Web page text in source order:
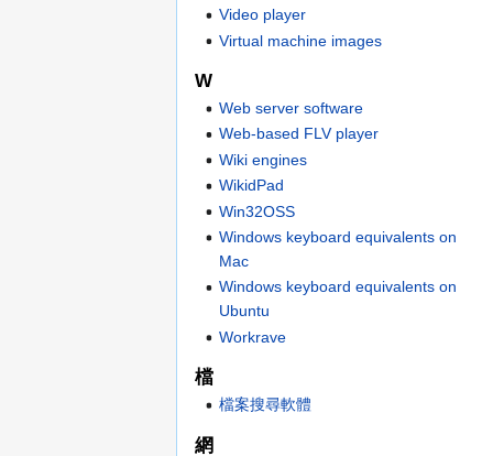
Video player
Virtual machine images
W
Web server software
Web-based FLV player
Wiki engines
WikidPad
Win32OSS
Windows keyboard equivalents on
Mac
Windows keyboard equivalents on
Ubuntu
Workrave
檔
檔案搜尋軟體
網